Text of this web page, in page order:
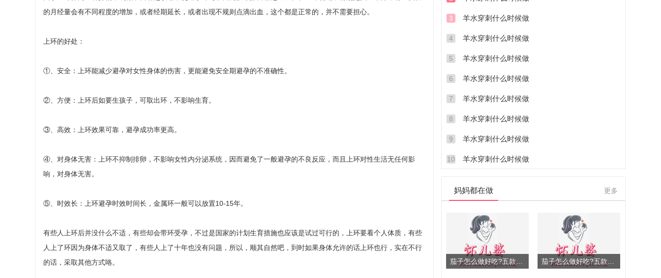
的月经量会有不同程度的增加，或者经期延长，或者出现不规则点滴出血，这个都是正常的，并不需要担心。
上环的好处：
①、安全：上环能减少避孕对女性身体的伤害，更能避免安全期避孕的不准确性。
②、方便：上环后如要生孩子，可取出环，不影响生育。
③、高效：上环效果可靠，避孕成功率更高。
④、对身体无害：上环不抑制排卵，不影响女性内分泌系统，因而避免了一般避孕的不良反应，而且上环对性生活无任何影
响，对身体无害。
⑤、时效长：上环避孕时效时间长，金属环一般可以放置10-15年。
有些人上环后并没什么不适，有些却会带环受孕，不过是国家的计划生育措施也应该是试过可行的，上环要看个人体质，有些
人上了环因为身体不适又取了，有些人上了十年也没有问题，所以，顺其自然吧，到时如果身体允许的话上环也行，实在不行
的话，采取其他方式咯。
羊水穿刺什么时候做
3
羊水穿刺什么时候做
4
羊水穿刺什么时候做
5
羊水穿刺什么时候做
6
羊水穿刺什么时候做
7
羊水穿刺什么时候做
8
羊水穿刺什么时候做
9
羊水穿刺什么时候做
10
更多
妈妈都在做